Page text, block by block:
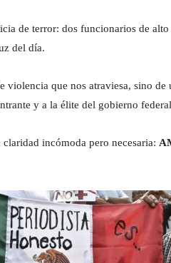
de terror: dos funcionarios de
del día.
violencia que nos atraviesa, sino de
y a la élite del gobierno
claridad incómoda pero necesaria: